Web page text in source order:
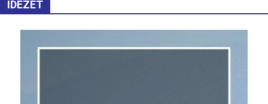
IDÉZET